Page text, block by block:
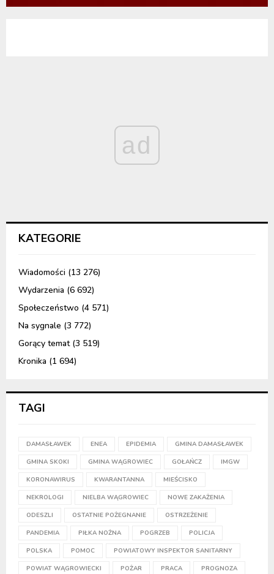
ad
KATEGORIE
Wiadomości (13 276)
Wydarzenia (6 692)
Społeczeństwo (4 571)
Na sygnale (3 772)
Gorący temat(3 519)
Kronika (1 694)
TAGI
DAMASŁAWEK ENEA EPIDEMIA GMINA DAMASŁAWEK
GMINA SKOKI GMINA WĄGROWIEC GOŁAŃCZ IMGW
KORONAWIRUS KWARANTANNA MIEŚCISKO
NEKROLOGI NIELBA WĄGROWIEC NOWE ZAKAŻENIA
ODESZLI OSTATNIE POŻEGNANIE OSTRZEŻENIE
PANDEMIA PIŁKA NOŻNA POGRZEB POLICJA
POLSKA POMOC POWIATOWY INSPEKTOR SANITARNY
POWIAT WĄGROWIECKI POŻAR PRACA PROGNOZA